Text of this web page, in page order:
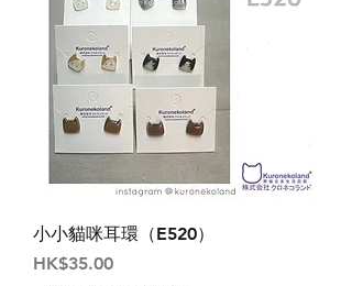
小小貓咪耳環（E520）
價格
HK$35.00